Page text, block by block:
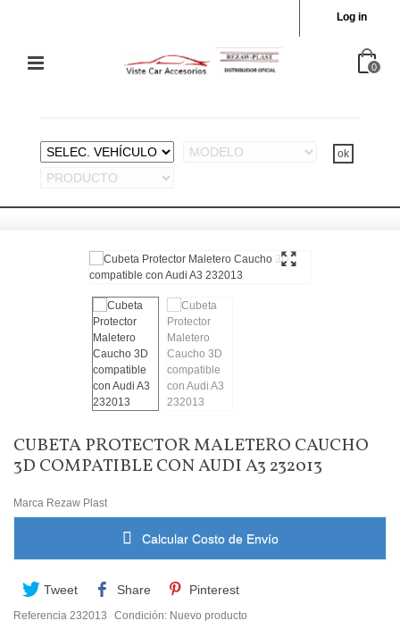
Log in
0
CUBETA PROTECTOR MALETERO CAUCHO
3D COMPATIBLE CON AUDI A3 232013
Marca Rezaw Plast
Calcular Costo de Envío
Tweet Share Pinterest
Referencia 232013 Condición: Nuevo producto